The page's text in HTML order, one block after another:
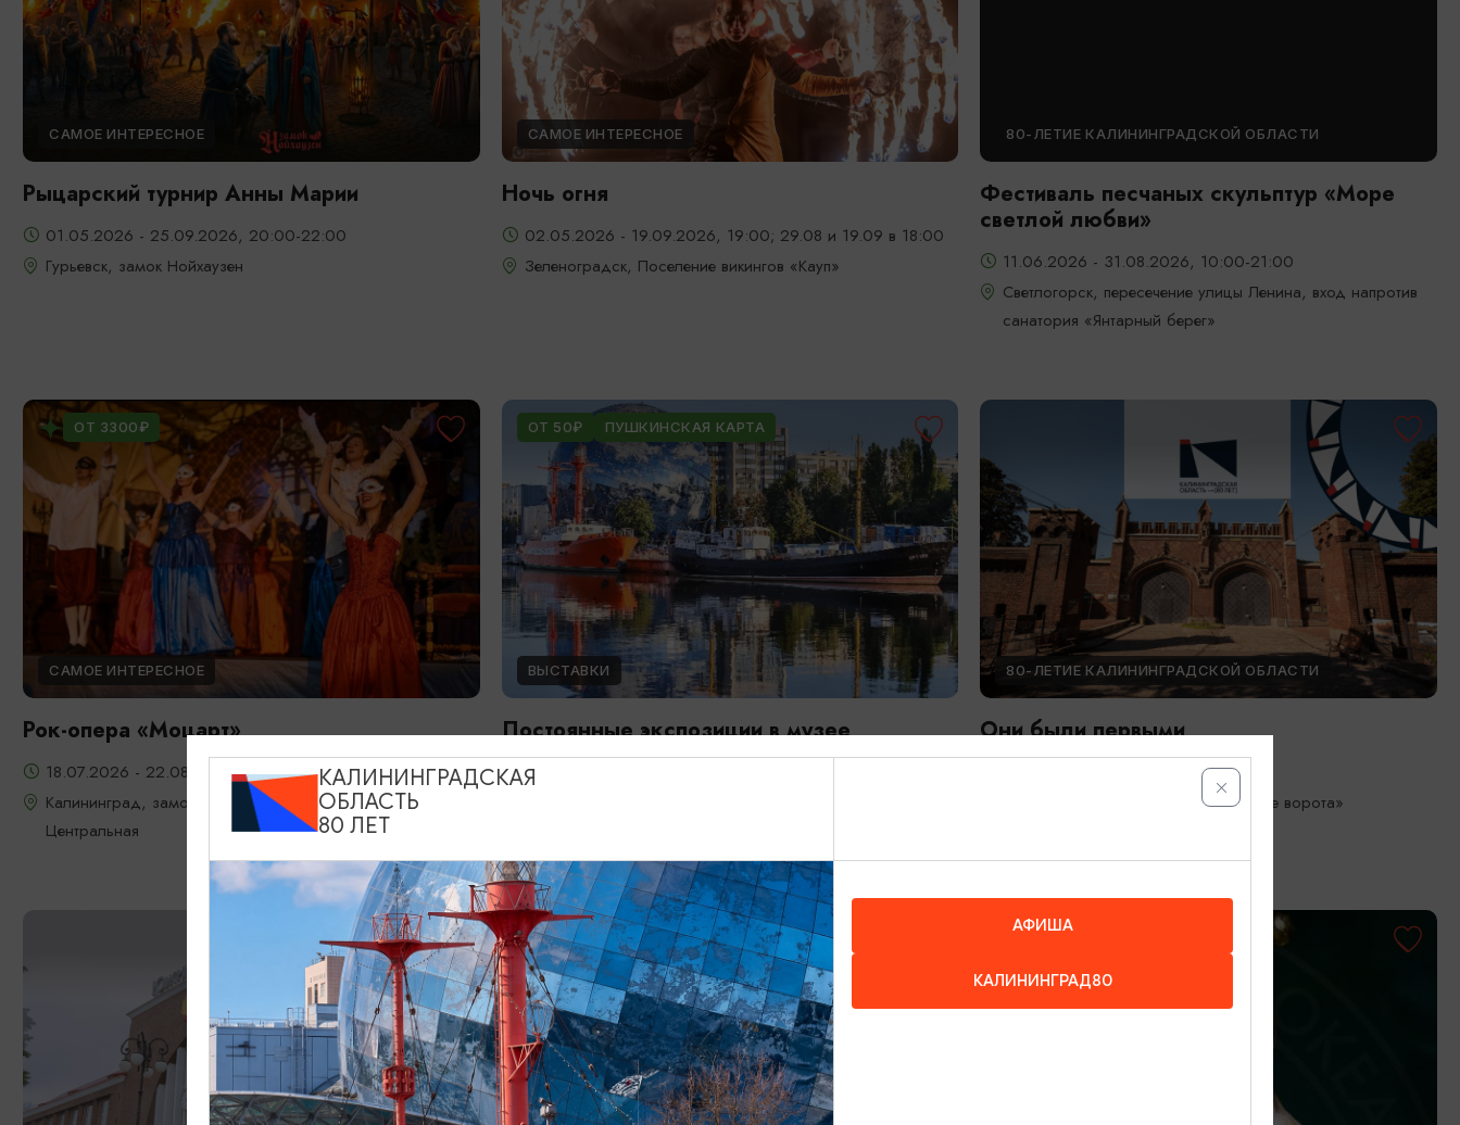
САМОЕ ИНТЕРЕСНОЕ
Рыцарский турнир Анны Марии
01.05.2026 - 25.09.2026, 20:00-22:00
Гурьевск, замок Нойхаузен
САМОЕ ИНТЕРЕСНОЕ
Ночь огня
02.05.2026 - 19.09.2026, 19:00; 29.08 и 19.09 в 18:00
Зеленоградск, Поселение викингов «Кауп»
80-ЛЕТИЕ КАЛИНИНГРАДСКОЙ ОБЛАСТИ
Фестиваль песчаных скульптур «Море
светлой любви»
11.06.2026 - 31.08.2026, 10:00-21:00
Светлогорск, пересечение улицы Ленина, вход напротив
санатория «Янтарный берег»
ОТ 3300₽
САМОЕ ИНТЕРЕСНОЕ
Рок-опера «Моцарт»
18.07.2026 - 22.08.2026, 18:00, 7.08 и 22.08 в 17:00
Калининград, замок Шаакен, пос. Некрасово, ул.
Центральная
ОТ 50₽ ПУШКИНСКАЯ КАРТА
ВЫСТАВКИ
Постоянные экспозиции в музее
Мирового океана
80-ЛЕТИЕ КАЛИНИНГРАДСКОЙ ОБЛАСТИ
Они были первыми
Калининград, Музей «Фридландские ворота»
КАЛИНИНГРАДСКАЯ
ОБЛАСТЬ
80 ЛЕТ
АФИША
КАЛИНИНГРАД80